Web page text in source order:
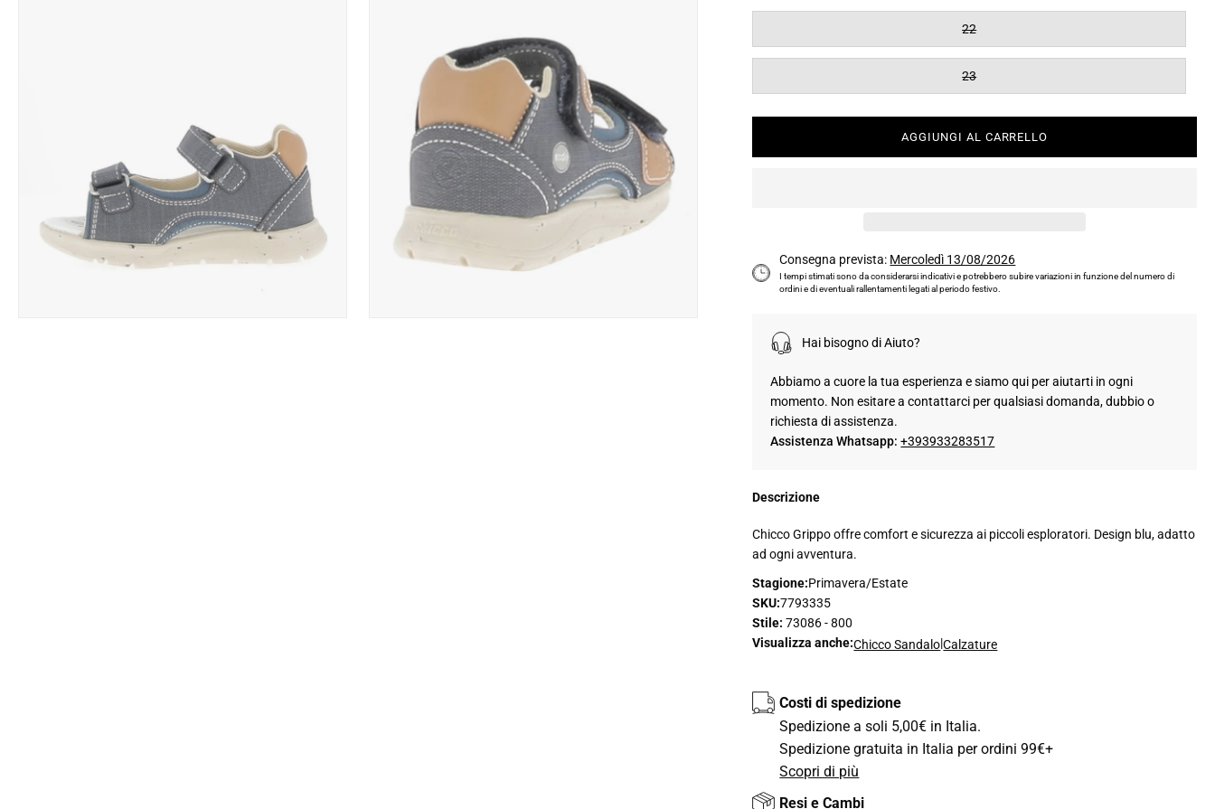
dell'immagine
22
23
AGGIUNGI AL CARRELLO
Consegna prevista: Mercoledì 13/08/2026
I tempi stimati sono da considerarsi indicativi e potrebbero subire variazioni in funzione del numero di
ordini e di eventuali rallentamenti legati al periodo festivo.
Hai bisogno di Aiuto?
Abbiamo a cuore la tua esperienza e siamo qui per aiutarti in ogni
momento. Non esitare a contattarci per qualsiasi domanda, dubbio o
richiesta di assistenza.
Assistenza Whatsapp:+393933283517
Descrizione
Chicco Grippo offre comfort e sicurezza ai piccoli esploratori. Design blu, adatto
ad ogni avventura.
Stagione:Primavera/Estate
SKU:7793335
Stile: 73086 - 800
Visualizza anche:Chicco Sandalo|Calzature
Costi di spedizione
Spedizione a soli 5,00€ in Italia.
Spedizione gratuita in Italia per ordini 99€+
Scopri di più
Resi e Cambi